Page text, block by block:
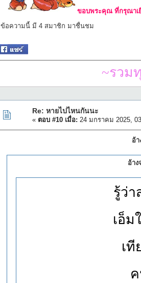
ขอบพระคุณ ที่กรุณาเ
ข้อความนี้ มี 4 สมาชิก มาชื่นชม
~รวม
Re: หายไปไหนกันนะ
« ตอบ #10 เมื่อ: 24 มกราคม 2025,
อ้
อ้า
รู้ว่า
เอ็ม
เ